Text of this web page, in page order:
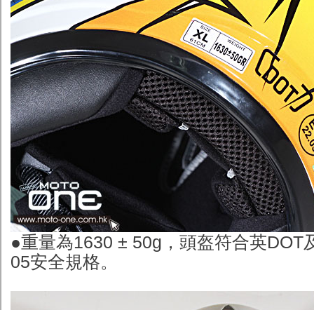
●重量為1630 ± 50g，頭盔符合英DOT
05安全規格。